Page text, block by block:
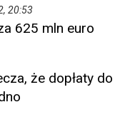
20:53
625 mln euro
że dopłaty do